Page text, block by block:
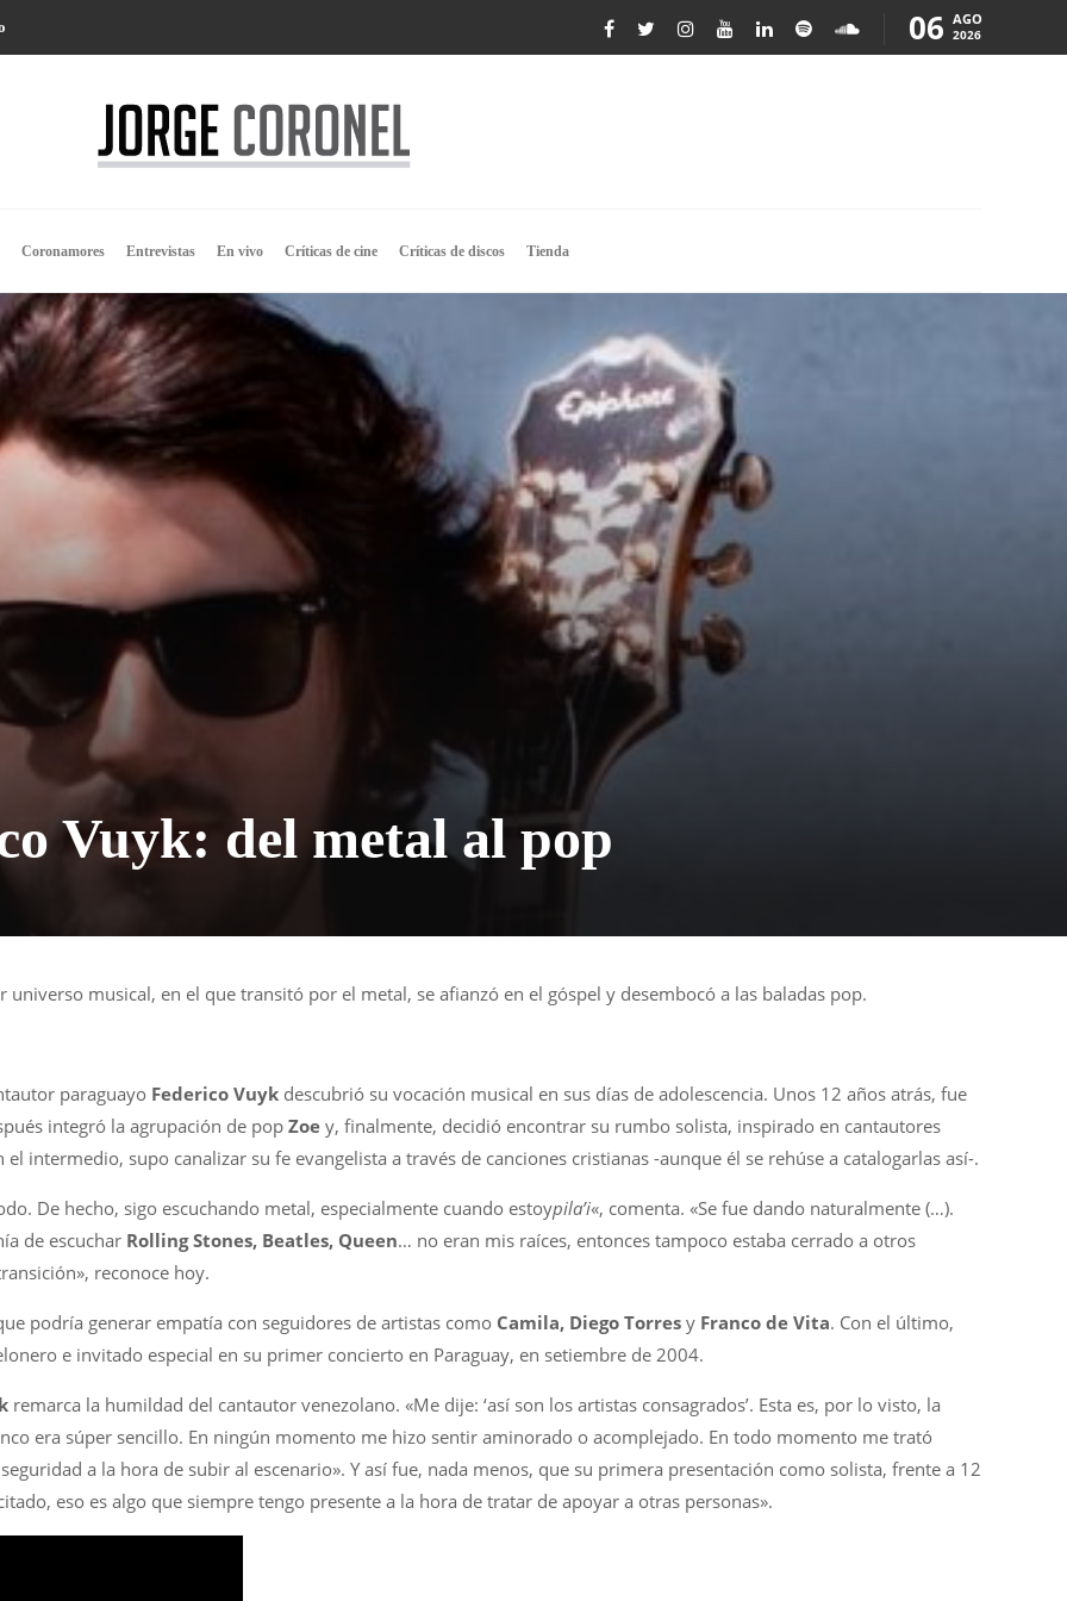
06 AGO
2026
Coronamores Entrevistas En vivo Críticas de cine Críticas de discos Tienda
Vuyk: del metal al pop
musical, en el que transitó por el metal, se afianzó en el góspel y desembocó a las baladas pop.
paraguayo Federico Vuyk descubrió su vocación musical en sus días de adolescencia. Unos 12 años atrás, fue
integró la agrupación de pop Zoe y, finalmente, decidió encontrar su rumbo solista, inspirado en cantautores
el intermedio, supo canalizar su fe evangelista a través de canciones cristianas -aunque él se rehúse a catalogarlas así-.
De hecho, sigo escuchando metal, especialmente cuando estoypila’i«, comenta. «Se fue dando naturalmente (…).
de escuchar Rolling Stones, Beatles, Queen… no eran mis raíces, entonces tampoco estaba cerrado a otros
reconoce hoy.
podría generar empatía con seguidores de artistas como Camila, Diego Torres y Franco de Vita. Con el último,
e invitado especial en su primer concierto en Paraguay, en setiembre de 2004.
remarca la humildad del cantautor venezolano. «Me dije: ‘así son los artistas consagrados’. Esta es, por lo visto, la
era súper sencillo. En ningún momento me hizo sentir aminorado o acomplejado. En todo momento me trató
a la hora de subir al escenario». Y así fue, nada menos, que su primera presentación como solista, frente a 12
eso es algo que siempre tengo presente a la hora de tratar de apoyar a otras personas».